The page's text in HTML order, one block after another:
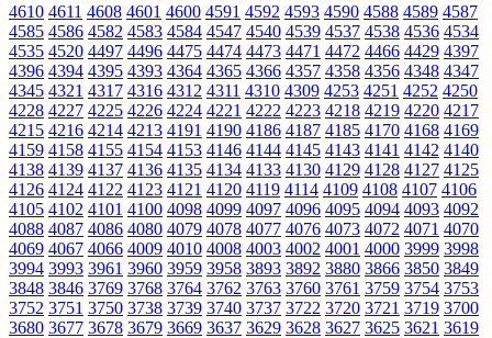
4610 4611 4608 4601 4600 4591 4592 4593 4590 4588 4589 4587
4585 4586 4582 4583 4584 4547 4540 4539 4537 4538 4536 4534
4535 4520 4497 4496 4475 4474 4473 4471 4472 4466 4429 4397
4396 4394 4395 4393 4364 4365 4366 4357 4358 4356 4348 4347
4345 4321 4317 4316 4312 4311 4310 4309 4253 4251 4252 4250
4228 4227 4225 4226 4224 4221 4222 4223 4218 4219 4220 4217
4215 4216 4214 4213 4191 4190 4186 4187 4185 4170 4168 4169
4159 4158 4155 4154 4153 4146 4144 4145 4143 4141 4142 4140
4138 4139 4137 4136 4135 4134 4133 4130 4129 4128 4127 4125
4126 4124 4122 4123 4121 4120 4119 4114 4109 4108 4107 4106
4105 4102 4101 4100 4098 4099 4097 4096 4095 4094 4093 4092
4088 4087 4086 4080 4079 4078 4077 4076 4073 4072 4071 4070
4069 4067 4066 4009 4010 4008 4003 4002 4001 4000 3999 3998
3994 3993 3961 3960 3959 3958 3893 3892 3880 3866 3850 3849
3848 3846 3769 3768 3764 3762 3763 3760 3761 3759 3754 3753
3752 3751 3750 3738 3739 3740 3737 3722 3720 3721 3719 3700
3680 3677 3678 3679 3669 3637 3629 3628 3627 3625 3621 3619